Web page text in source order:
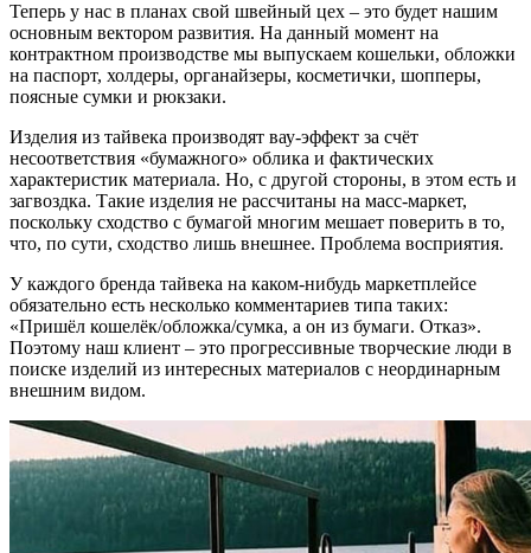
Теперь у нас в планах свой швейный цех – это будет нашим
основным вектором развития. На данный момент на
контрактном производстве мы выпускаем кошельки, обложки
на паспорт, холдеры, органайзеры, косметички, шопперы,
поясные сумки и рюкзаки.
Изделия из тайвека производят вау-эффект за счёт
несоответствия «бумажного» облика и фактических
характеристик материала. Но, с другой стороны, в этом есть и
загвоздка. Такие изделия не рассчитаны на масс-маркет,
поскольку сходство с бумагой многим мешает поверить в то,
что, по сути, сходство лишь внешнее. Проблема восприятия.
У каждого бренда тайвека на каком-нибудь маркетплейсе
обязательно есть несколько комментариев типа таких:
«Пришёл кошелёк/обложка/сумка, а он из бумаги. Отказ».
Поэтому наш клиент – это прогрессивные творческие люди в
поиске изделий из интересных материалов с неординарным
внешним видом.